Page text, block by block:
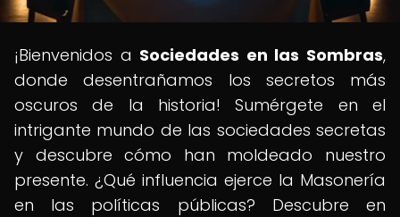
¡Bienvenidos a Sociedades en las Sombras,
donde desentrañamos los secretos más
oscuros de la historia! Sumérgete en el
intrigante mundo de las sociedades secretas
y descubre cómo han moldeado nuestro
presente. ¿Qué influencia ejerce la Masonería
en las políticas públicas? Descubre en